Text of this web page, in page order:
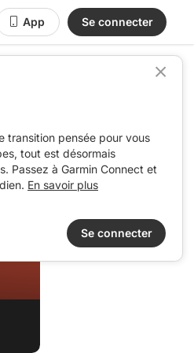
App Se connecter
transition pensée pour vous
tout est désormais
Passez à Garmin Connect et
En savoir plus
Se connecter